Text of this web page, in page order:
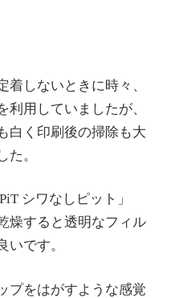
しないときに時々、
用していましたが、
白く印刷後の掃除も大
た。
シワなしピット」
燥すると透明なフィル
いです。
プをはがすような感覚